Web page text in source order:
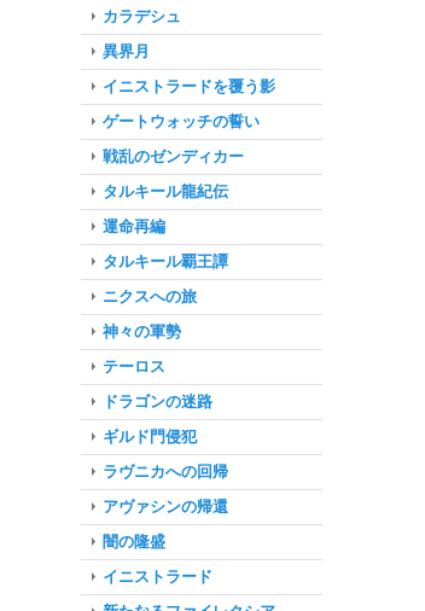
カラデシュ
異界月
イニストラードを覆う影
ゲートウォッチの誓い
戦乱のゼンディカー
タルキール龍紀伝
運命再編
タルキール覇王譚
ニクスへの旅
神々の軍勢
テーロス
ドラゴンの迷路
ギルド門侵犯
ラヴニカへの回帰
アヴァシンの帰還
闇の隆盛
イニストラード